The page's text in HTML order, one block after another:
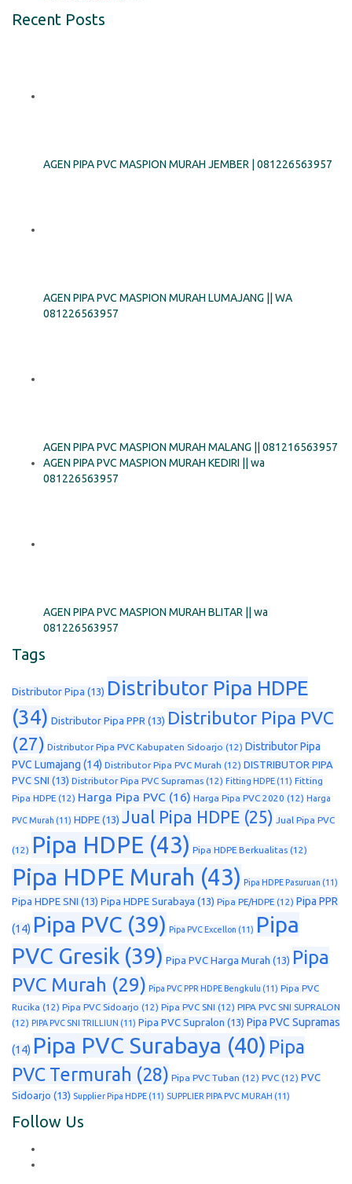
Recent Posts
AGEN PIPA PVC MASPION MURAH JEMBER | 081226563957
AGEN PIPA PVC MASPION MURAH LUMAJANG || WA
081226563957
AGEN PIPA PVC MASPION MURAH MALANG || 081216563957
AGEN PIPA PVC MASPION MURAH KEDIRI || wa
081226563957
AGEN PIPA PVC MASPION MURAH BLITAR || wa
081226563957
Tags
Distributor Pipa (13) Distributor Pipa HDPE
(34) Distributor Pipa PPR (13) Distributor Pipa PVC
(27) Distributor Pipa PVC Kabupaten Sidoarjo (12) Distributor Pipa
PVC Lumajang (14) Distributor Pipa PVC Murah (12) DISTRIBUTOR PIPA
PVC SNI (13) Distributor Pipa PVC Supramas (12) Fitting HDPE (11) Fitting
Pipa HDPE (12) Harga Pipa PVC (16) Harga Pipa PVC 2020 (12) Harga
PVC Murah (11) HDPE (13) Jual Pipa HDPE (25) Jual Pipa PVC
(12) Pipa HDPE (43) Pipa HDPE Berkualitas (12)
Pipa HDPE Murah (43) Pipa HDPE Pasuruan (11)
Pipa HDPE SNI (13) Pipa HDPE Surabaya (13) Pipa PE/HDPE (12) Pipa PPR
(14) Pipa PVC (39) Pipa PVC Excellon (11) Pipa
PVC Gresik (39) Pipa PVC Harga Murah (13) Pipa
PVC Murah (29) Pipa PVC PPR HDPE Bengkulu (11) Pipa PVC
Rucika (12) Pipa PVC Sidoarjo (12) Pipa PVC SNI (12) PIPA PVC SNI SUPRALON
(12) PIPA PVC SNI TRILLIUN (11) Pipa PVC Supralon (13) Pipa PVC Supramas
(14) Pipa PVC Surabaya (40) Pipa
PVC Termurah (28) Pipa PVC Tuban (12) PVC (12) PVC
Sidoarjo (13) Supplier Pipa HDPE (11) SUPPLIER PIPA PVC MURAH (11)
Follow Us